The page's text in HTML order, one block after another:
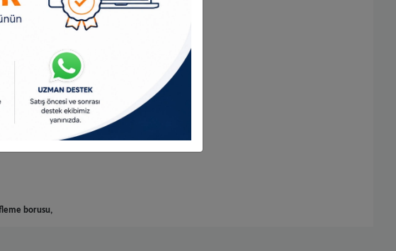
otomatik olarak kesilir.
borusu,